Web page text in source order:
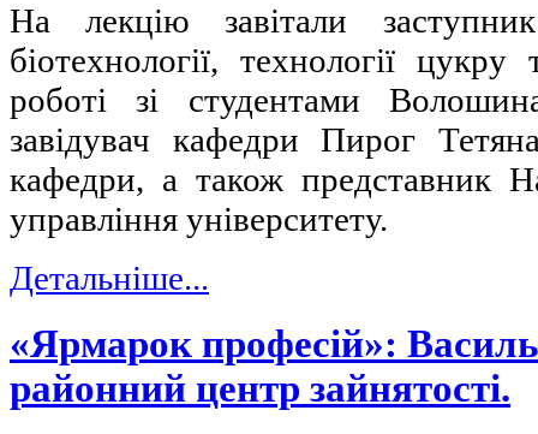
На лекцію завітали
біотехнології, технології
роботі зі студентами
завідувач кафедри Пирог
кафедри, а також представник
управління університету.
Детальніше...
«Ярмарок професій»:
районний центр зайнятості.